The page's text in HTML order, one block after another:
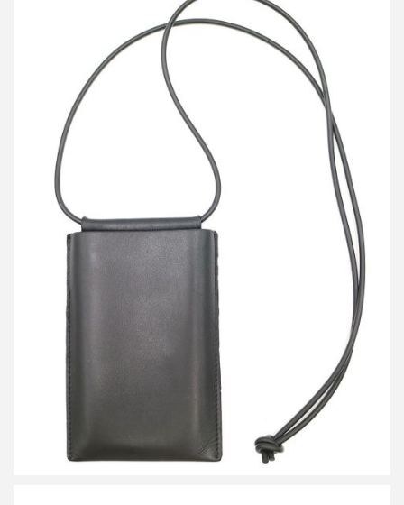
ビルディングブロック iphone スリングケース
買取金額 4,500円